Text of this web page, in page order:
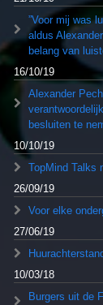
”Voor mij was
aldus
belang van
16/10/19
Alexander
besluiten te
10/10/19
TopMind Talks
26/09/19
Voor elke
27/06/19
10/03/18
Burgers uit de